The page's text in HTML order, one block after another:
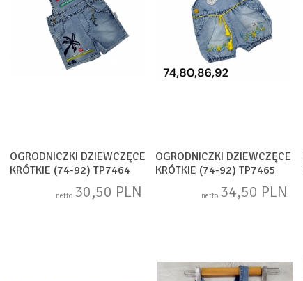
OGRODNICZKI DZIEWCZĘCE
KRÓTKIE (74-92) TP7464
netto 30,50 PLN
OGRODNICZKI DZIEWCZĘCE
KRÓTKIE (74-92) TP7465
netto 34,50 PLN